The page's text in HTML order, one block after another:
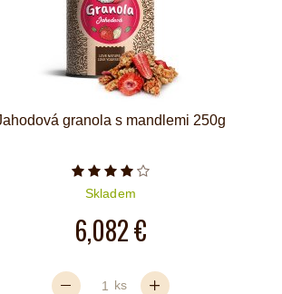
granola s mandlemi 250g
Počet hvězdiček je 4 z 5
Skladem
6,082 €
ks